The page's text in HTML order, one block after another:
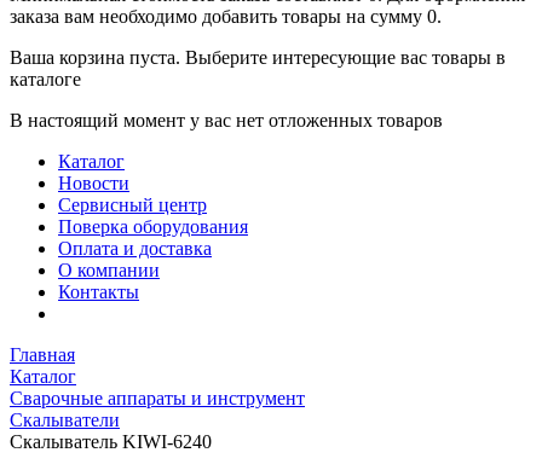
заказа вам необходимо добавить товары на сумму 0.
Ваша корзина пуста. Выберите интересующие вас товары в
каталоге
В настоящий момент у вас нет отложенных товаров
Каталог
Новости
Сервисный центр
Поверка оборудования
Оплата и доставка
О компании
Контакты
Главная
Каталог
Сварочные аппараты и инструмент
Скалыватели
Скалыватель KIWI-6240